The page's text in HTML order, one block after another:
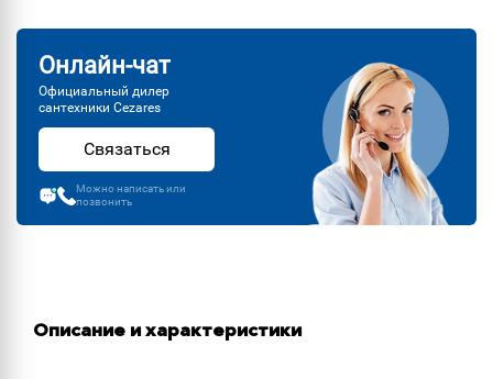
Онлайн-чат
Официальный дилер
сантехники Cezares
Связаться
Можно написать или
позвонить
Описание и характеристики